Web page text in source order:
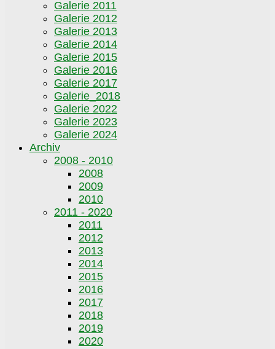
Galerie 2011
Galerie 2012
Galerie 2013
Galerie 2014
Galerie 2015
Galerie 2016
Galerie 2017
Galerie_2018
Galerie 2022
Galerie 2023
Galerie 2024
Archiv
2008 - 2010
2008
2009
2010
2011 - 2020
2011
2012
2013
2014
2015
2016
2017
2018
2019
2020